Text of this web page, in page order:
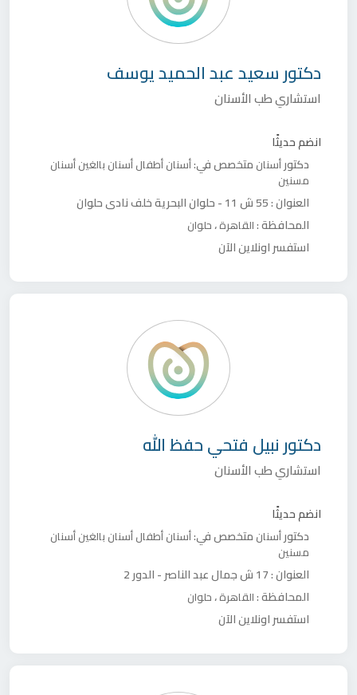
دكتورسعيد عبد الحميد يوسف
استشاري طب الأسنان
انضم حديثًا
دكتورأسنان متخصص في:أسنان أطفالأسنان بالغينأسنان
مسنين
العنوان :55 ش 11 - حلوان البحرية خلف نادى حلوان
المحافظة :القاهرة،حلوان
استفسر اونلاين الآن
دكتورنبيل فتحي حفظ الله
استشاري طب الأسنان
انضم حديثًا
دكتورأسنان متخصص في:أسنان أطفالأسنان بالغينأسنان
مسنين
العنوان :17 ش جمال عبد الناصر - الدور 2
المحافظة :القاهرة،حلوان
استفسر اونلاين الآن